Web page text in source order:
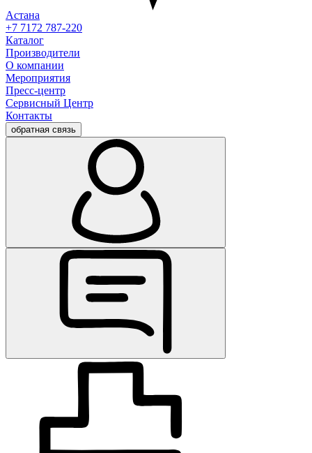
Астана
+7 7172 787-220
Каталог
Производители
О компании
Мероприятия
Пресс-центр
Сервисный Центр
Контакты
обратная связь